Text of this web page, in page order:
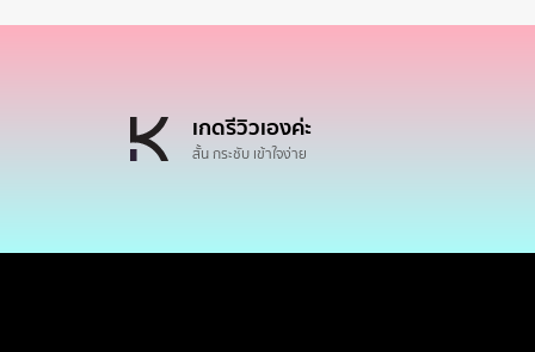
เกดรีวิวเองค่ะ
สั้น กระชับ เข้าใจง่าย